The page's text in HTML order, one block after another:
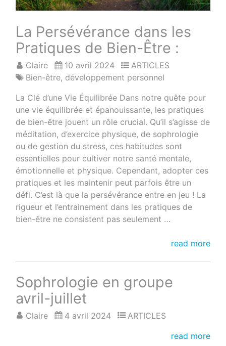
La Persévérance dans les
Pratiques de Bien-Être :
Claire 10 avril 2024
ARTICLES
Bien-être, développement personnel
La Clé d’une Vie Équilibrée Dans notre quête pour
une vie équilibrée et épanouissante, les pratiques
de bien-être jouent un rôle crucial. Qu’il s’agisse de
méditation, d’exercice physique, de sophrologie
ou de gestion du stress, ces habitudes sont
essentielles pour cultiver notre santé mentale,
émotionnelle et physique. Cependant, adopter ces
pratiques et les maintenir peut parfois être un
défi. C’est là que la persévérance entre en jeu ! La
rigueur et l’entrainement dans les pratiques de
bien-être ne consistent pas seulement …
La
les
:
read more
Sophrologie en groupe
avril-juillet
Claire 4 avril 2024
ARTICLES
Sophrologie
read more